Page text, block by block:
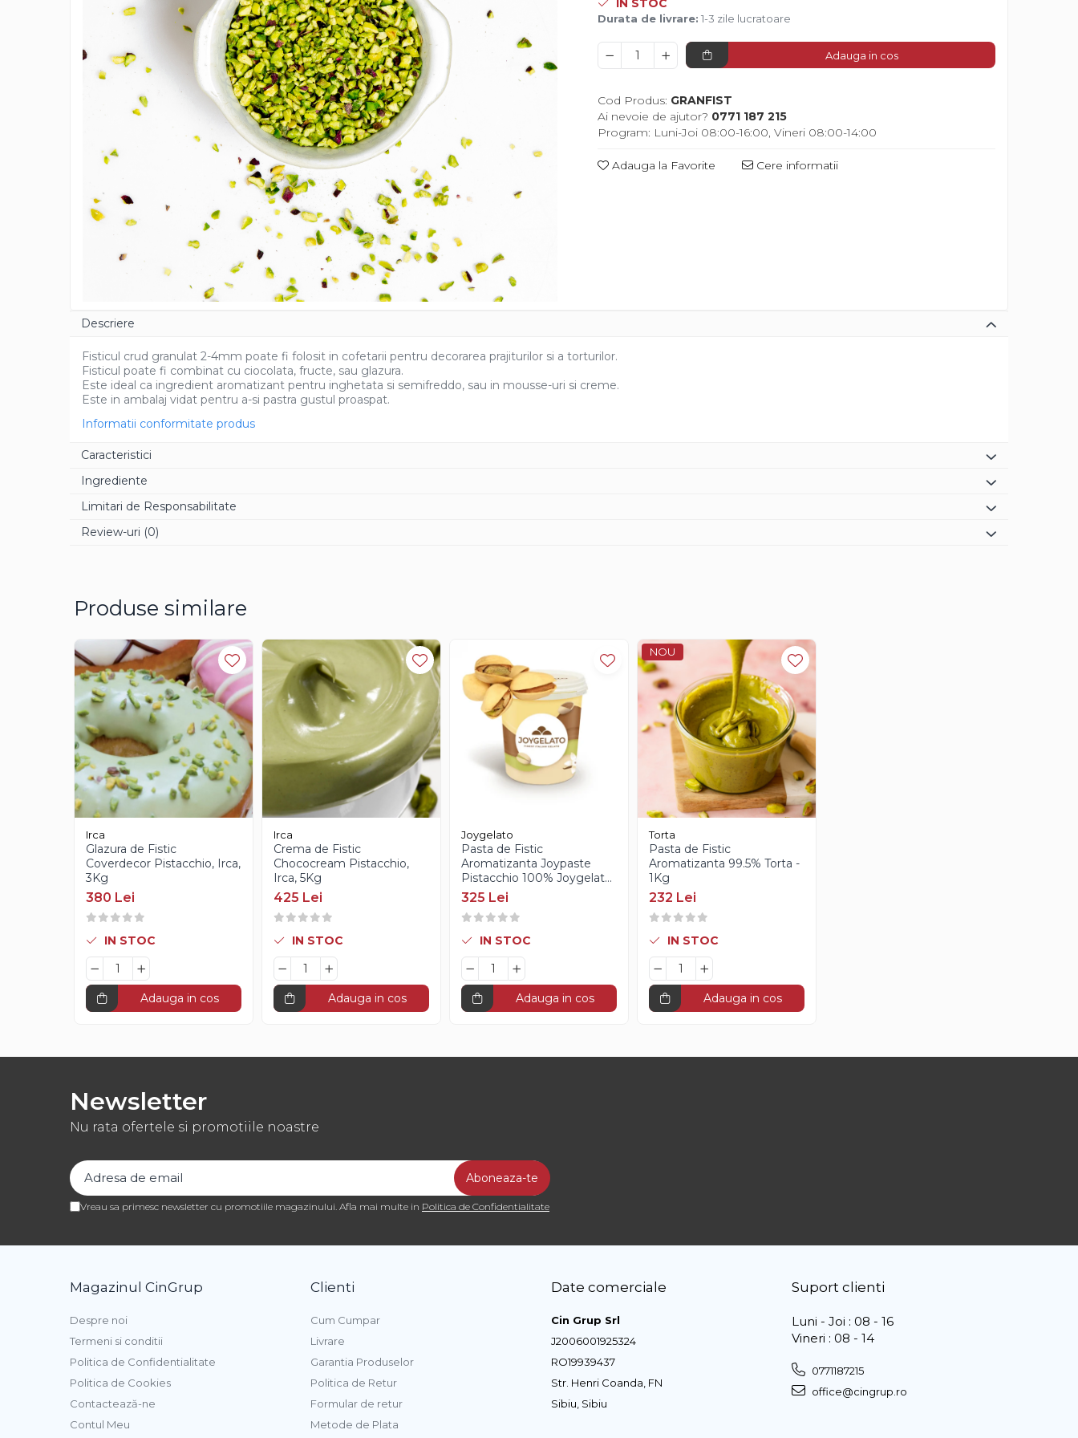
Cacao Barry Callebaut
Unt de Cacao
Mixuri Pudra Crema Vanilie
Mixuri Pudra Mousse
Aroma Vanilie
Aroma Lamaie
Creme, Glazuri, Paste
Creme inainte Coacere
Creme dupa Coacere
Creme Crocante
Creme Gianduia
Glazura Ciocolata
Glazura Oglinda
Paste Aromatizante
Pasta de Fistic
Pasta de Vanilie
Pasta de Fructe
Paste Inghetata cu Lapte
Creme Tartinabile
Creme de Fructe
Umpluturi de Fructe
Pasta de Fructe
Pasta Inghetata cu Lapte
Variegato Ciocolata
Variegato Fructe
Baze si Mixuri Inghetata
Panificatie
Amelioratori
Premixuri Panificatie
IN STOC
Durata de livrare: 1-3 zile lucratoare
Adauga in cos
Cod Produs: GRANFIST
Ai nevoie de ajutor? 0771 187 215
Program: Luni-Joi 08:00-16:00, Vineri 08:00-14:00
Adauga la Favorite Cere informatii
Descriere
Fisticul crud granulat 2-4mm poate fi folosit in cofetarii pentru decorarea prajiturilor si a torturilor.
Fisticul poate fi combinat cu ciocolata, fructe, sau glazura.
Este ideal ca ingredient aromatizant pentru inghetata si semifreddo, sau in mousse-uri si creme.
Este in ambalaj vidat pentru a-si pastra gustul proaspat.
Informatii conformitate produs
Caracteristici
Ingrediente
Limitari de Responsabilitate
Review-uri (0)
Produse similare
Irca
Glazura de Fistic
Coverdecor Pistacchio, Irca,
3Kg
380 Lei
IN STOC
Adauga in cos
Irca
Crema de Fistic
Chococream Pistacchio,
Irca, 5Kg
425 Lei
IN STOC
Adauga in cos
Joygelato
Pasta de Fistic
Aromatizanta Joypaste
Pistacchio 100% Joygelato
- 1Kg
325 Lei
IN STOC
Adauga in cos
NOU
Torta
Pasta de Fistic
Aromatizanta 99.5% Torta -
1Kg
232 Lei
IN STOC
Adauga in cos
Newsletter
Nu rata ofertele si promotiile noastre
Vreau sa primesc newsletter cu promotiile magazinului. Afla mai multe in Politica de Confidentialitate
Magazinul CinGrup
Despre noi
Termeni si conditii
Politica de Confidentialitate
Politica de Cookies
Contactează-ne
Contul Meu
Clienti
Cum Cumpar
Livrare
Garantia Produselor
Politica de Retur
Formular de retur
Metode de Plata
Date comerciale
Cin Grup Srl
J2006001925324
RO19939437
Str. Henri Coanda, FN
Sibiu, Sibiu
Suport clienti
Luni - Joi : 08 - 16
Vineri : 08 - 14
0771187215
office@cingrup.ro